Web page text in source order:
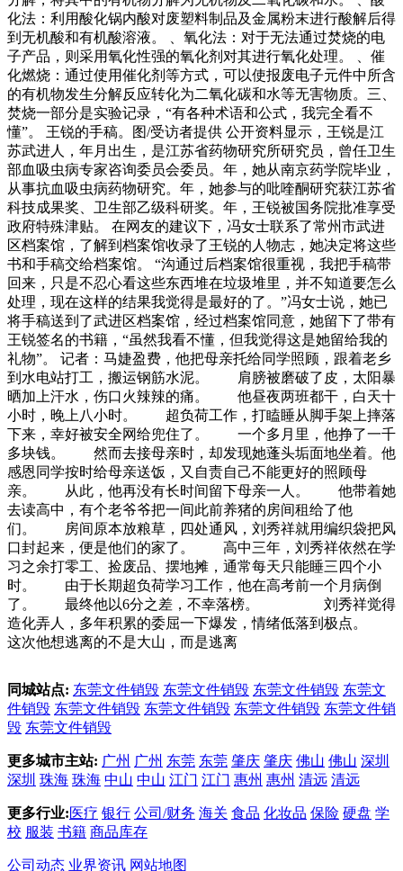
化法：利用酸化锅内酸对废塑料制品及金属粉末进行酸解后得
到无机酸和有机酸溶液。 、氧化法：对于无法通过焚烧的电
子产品，则采用氧化性强的氧化剂对其进行氧化处理。 、催
化燃烧：通过使用催化剂等方式，可以使报废电子元件中所含
的有机物发生分解反应转化为二氧化碳和水等无害物质。三、
焚烧一部分是实验记录，“有各种术语和公式，我完全看不
懂”。 王锐的手稿。图/受访者提供 公开资料显示，王锐是江
苏武进人，年月出生，是江苏省药物研究所研究员，曾任卫生
部血吸虫病专家咨询委员会委员。年，她从南京药学院毕业，
从事抗血吸虫病药物研究。年，她参与的吡喹酮研究获江苏省
科技成果奖、卫生部乙级科研奖。年，王锐被国务院批准享受
政府特殊津贴。 在网友的建议下，冯女士联系了常州市武进
区档案馆，了解到档案馆收录了王锐的人物志，她决定将这些
书和手稿交给档案馆。 “沟通过后档案馆很重视，我把手稿带
回来，只是不忍心看这些东西堆在垃圾堆里，并不知道要怎么
处理，现在这样的结果我觉得是最好的了。”冯女士说，她已
将手稿送到了武进区档案馆，经过档案馆同意，她留下了带有
王锐签名的书籍，“虽然我看不懂，但我觉得这是她留给我的
礼物”。 记者：马婕盈费，他把母亲托给同学照顾，跟着老乡
到水电站打工，搬运钢筋水泥。 肩膀被磨破了皮，太阳暴
晒加上汗水，伤口火辣辣的痛。 他昼夜两班都干，白天十
小时，晚上八小时。 超负荷工作，打瞌睡从脚手架上摔落
下来，幸好被安全网给兜住了。 一个多月里，他挣了一千
多块钱。 然而去接母亲时，却发现她蓬头垢面地坐着。他
感恩同学按时给母亲送饭，又自责自己不能更好的照顾母
亲。 从此，他再没有长时间留下母亲一人。 他带着她
去读高中，有个老爷爷把一间此前养猪的房间租给了他
们。 房间原本放粮草，四处通风，刘秀祥就用编织袋把风
口封起来，便是他们的家了。 高中三年，刘秀祥依然在学
习之余打零工、捡废品、摆地摊，通常每天只能睡三四个小
时。 由于长期超负荷学习工作，他在高考前一个月病倒
了。 最终他以6分之差，不幸落榜。 刘秀祥觉得
造化弄人，多年积累的委屈一下爆发，情绪低落到极点。
这次他想逃离的不是大山，而是逃离
同城站点: 东莞文件销毁 东莞文件销毁 东莞文件销毁 东莞文
件销毁 东莞文件销毁 东莞文件销毁 东莞文件销毁 东莞文件销
毁 东莞文件销毁
更多城市主站: 广州 广州 东莞 东莞 肇庆 肇庆 佛山 佛山 深圳
深圳 珠海 珠海 中山 中山 江门 江门 惠州 惠州 清远 清远
更多行业: 医疗 银行 公司/财务 海关 食品 化妆品 保险 硬盘 学
校 服装 书籍 商品库存
公司动态 业界资讯 网站地图